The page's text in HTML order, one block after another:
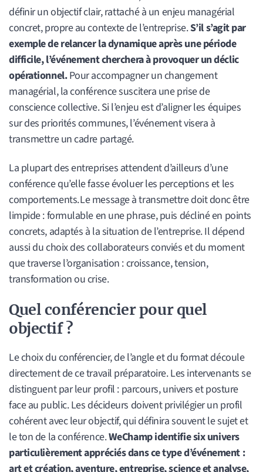
définir un objectif clair, rattaché à un enjeu managérial
concret, propre au contexte de l’entreprise.S’il s’agit par
exemple de relancer la dynamique après une période
difficile, l’événement cherchera à provoquer un déclic
opérationnel.Pour accompagner un changement
managérial, la conférence suscitera une prise de
conscience collective. Si l’enjeu est d’aligner les équipes
sur des priorités communes, l’événement visera à
transmettre un cadre partagé.
La plupart des entreprises attendent d’ailleurs d’une
conférence qu’elle fasse évoluer les perceptions et les
comportements. Le message à transmettre doit donc être
limpide : formulable en une phrase, puis décliné en points
concrets, adaptés à la situation de l’entreprise. Il dépend
aussi du choix des collaborateurs conviés et du moment
que traverse l’organisation : croissance, tension,
transformation ou crise.
Quel conférencier pour quel
objectif ?
Le choix du conférencier, de l’angle et du format découle
directement de ce travail préparatoire. Les intervenants se
distinguent par leur profil : parcours, univers et posture
face au public. Les décideurs doivent privilégier un profil
cohérent avec leur objectif, qui définira souvent le sujet et
le ton de la conférence.WeChamp identifie six univers
particulièrement appréciés dans ce type d’événement :
art et création, aventure, entreprise, science et analyse,